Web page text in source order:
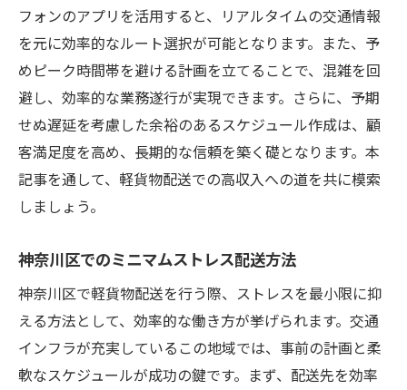
フォンのアプリを活用すると、リアルタイムの交通情報
を元に効率的なルート選択が可能となります。また、予
めピーク時間帯を避ける計画を立てることで、混雑を回
避し、効率的な業務遂行が実現できます。さらに、予期
せぬ遅延を考慮した余裕のあるスケジュール作成は、顧
客満足度を高め、長期的な信頼を築く礎となります。本
記事を通して、軽貨物配送での高収入への道を共に模索
しましょう。
神奈川区でのミニマムストレス配送方法
神奈川区で軽貨物配送を行う際、ストレスを最小限に抑
える方法として、効率的な働き方が挙げられます。交通
インフラが充実しているこの地域では、事前の計画と柔
軟なスケジュールが成功の鍵です。まず、配送先を効率